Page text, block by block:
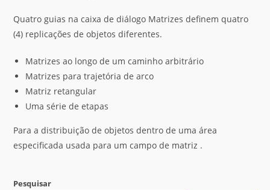
Quatro guias na caixa de diálogo Matrizes definem quatro
(4) replicações de objetos diferentes.
Matrizes ao longo de um caminho arbitrário
Matrizes para trajetória de arco
Matriz retangular
Uma série de etapas
Para a distribuição de objetos dentro de uma área
especificada usada para um campo de matriz .
Pesquisar